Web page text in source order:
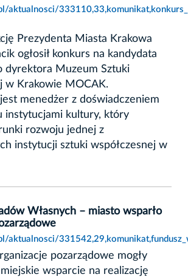
aktualnosci/
Prezydenta Miasta Krakowa
ogłosił konkurs na kandydata
dyrektora Muzeum Sztuki
w Krakowie MOCAK.
menedżer z doświadczeniem
instytucjami kultury, który
rozwoju jednej z
instytucji sztuki współczesnej w
Własnych – miasto wsparło
aktualnosci/
pozarządowe mogły
wsparcie na realizację